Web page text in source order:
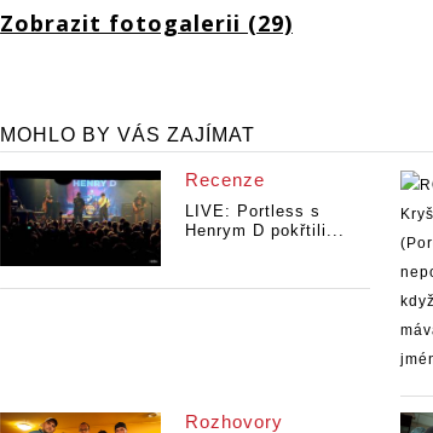
Zobrazit fotogalerii (29)
MOHLO BY VÁS ZAJÍMAT
Recenze
LIVE: Portless s
Henrym D pokřtili...
Rozhovory